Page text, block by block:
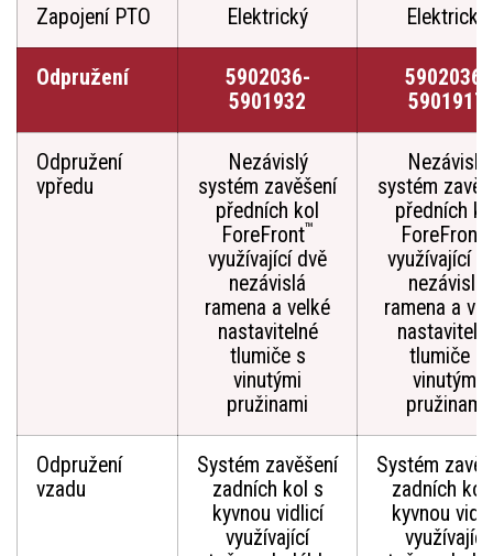
Zapojení PTO Elektrický Elektrický
Odpružení
5902036-
5901932
5902036-
5901917
Odpružení
vpředu
Nezávislý
systém zavěšení
předních kol
ForeFront™
využívající dvě
nezávislá
ramena a velké
nastavitelné
tlumiče s
vinutými
pružinami
Nezávislý
systém
předních
ForeFront
využívající
nezávislá
ramena a
tlumiče s
vinutými
pružinami
Odpružení
vzadu
Systém zavěšení
zadních kol s
kyvnou vidlicí
využívající
Systém
zadních kol
kyvnou
využívající